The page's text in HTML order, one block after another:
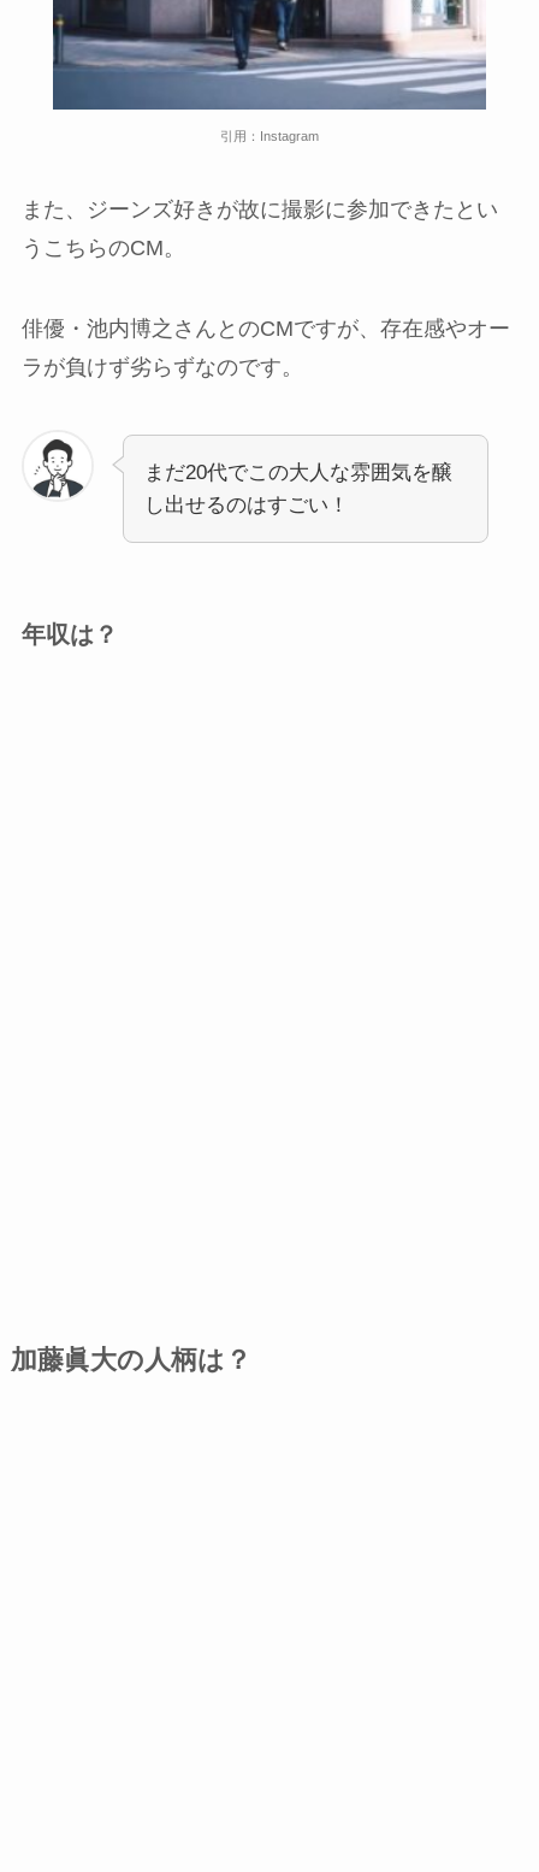
引用：Instagram
また、ジーンズ好きが故に撮影に参加できたとい
うこちらのCM。
俳優・池内博之さんとのCMですが、存在感やオー
ラが負けず劣らずなのです。
まだ20代でこの大人な雰囲気を醸
し出せるのはすごい！
年収は？
加藤眞大の人柄は？